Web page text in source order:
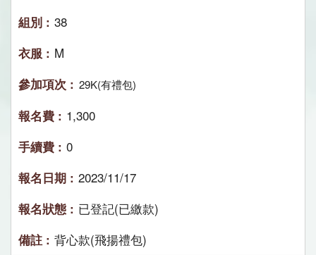
38
M
29K(有禮包)
1,300
0
2023/11/17
已登記(已繳款)
背心款(飛揚禮包)